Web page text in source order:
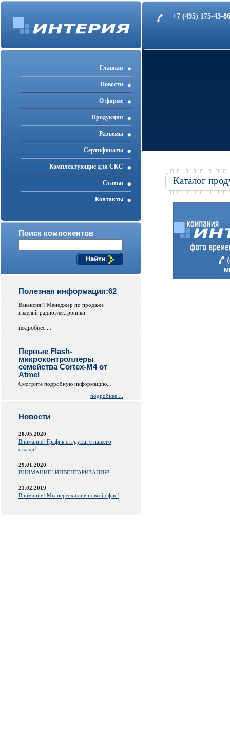
+7 (495) 175-43-
Главная
Новости
О фирме
Продукция
Разъемы
Cертификаты
Комплектующие для СКС
Статьи
Контакты
Поиск компонентов
Полезная информация:62
Вакансия!! Менеджер по продаже
изделий радиоэлектроники
подробнее ...
Первые Flash-
микроконтроллеры
семейства Cortex-M4 от
Atmel
Смотрите подробную информацию...
подробнее ...
Новости
28.05.2020
Внимание! График отгрузки с нашего
склада!
29.01.2020
ВНИМАНИЕ! ИНВЕНТАРИЗАЦИЯ!
21.02.2019
Внимание! Мы переехали в новый офис!
Каталог